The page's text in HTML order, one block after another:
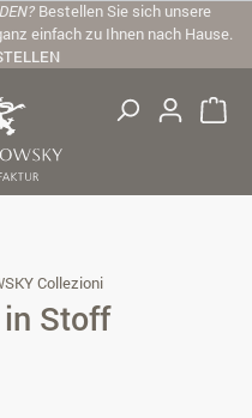
Bestellen Sie sich unsere
einfach zu Ihnen nach Hause.
Collezioni
Stoff